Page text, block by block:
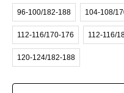
96-100/182-188 104-108/
112-116/170-176 112-116/
120-124/182-188